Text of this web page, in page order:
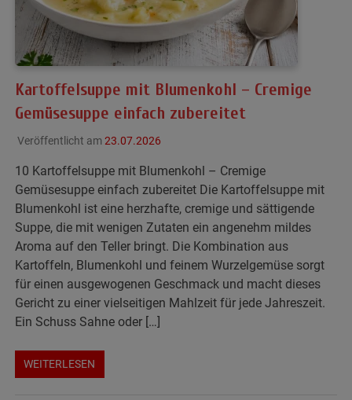
Kartoffelsuppe mit Blumenkohl – Cremige
Gemüsesuppe einfach zubereitet
Veröffentlicht am 23.07.2026
10 Kartoffelsuppe mit Blumenkohl – Cremige
Gemüsesuppe einfach zubereitet Die Kartoffelsuppe mit
Blumenkohl ist eine herzhafte, cremige und sättigende
Suppe, die mit wenigen Zutaten ein angenehm mildes
Aroma auf den Teller bringt. Die Kombination aus
Kartoffeln, Blumenkohl und feinem Wurzelgemüse sorgt
für einen ausgewogenen Geschmack und macht dieses
Gericht zu einer vielseitigen Mahlzeit für jede Jahreszeit.
Ein Schuss Sahne oder […]
WEITERLESEN